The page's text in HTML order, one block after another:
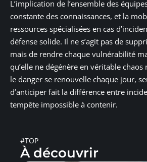
L’implication de l’ensemble des
constante des connaissances, et la
ressources spécialisées en cas
défense solide. Il ne s’agit pas de
mais de rendre chaque vulnérabilité
qu’elle ne dégénère en véritable
le danger se renouvelle chaque jour,
d’anticiper fait la différence entre
tempête impossible à contenir.
#TOP
À découvrir